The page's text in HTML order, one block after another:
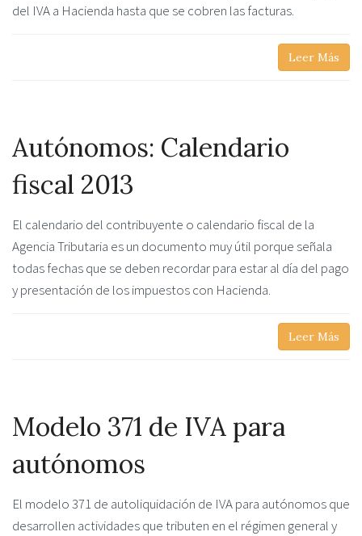
del IVA a Hacienda hasta que se cobren las facturas.
Leer Más
Autónomos: Calendario
fiscal 2013
El calendario del contribuyente o calendario fiscal de la
Agencia Tributaria es un documento muy útil porque señala
todas fechas que se deben recordar para estar al día del pago
y presentación de los impuestos con Hacienda.
Leer Más
Modelo 371 de IVA para
autónomos
El modelo 371 de autoliquidación de IVA para autónomos que
desarrollen actividades que tributen en el régimen general y